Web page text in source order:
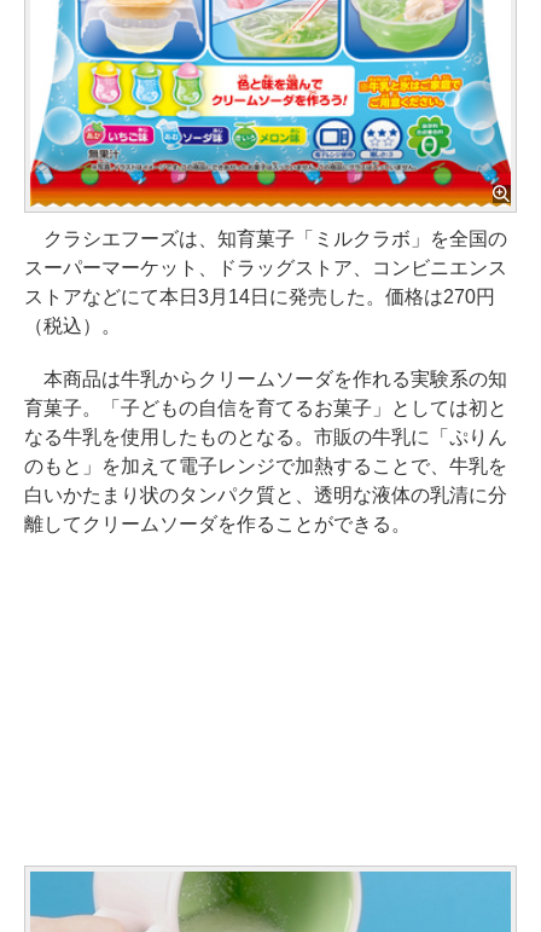
クラシエフーズは、知育菓子「ミルクラボ」を全国の
スーパーマーケット、ドラッグストア、コンビニエンス
ストアなどにて本日3月14日に発売した。価格は270円
（税込）。
本商品は牛乳からクリームソーダを作れる実験系の知
育菓子。「子どもの自信を育てるお菓子」としては初と
なる牛乳を使用したものとなる。市販の牛乳に「ぷりん
のもと」を加えて電子レンジで加熱することで、牛乳を
白いかたまり状のタンパク質と、透明な液体の乳清に分
離してクリームソーダを作ることができる。